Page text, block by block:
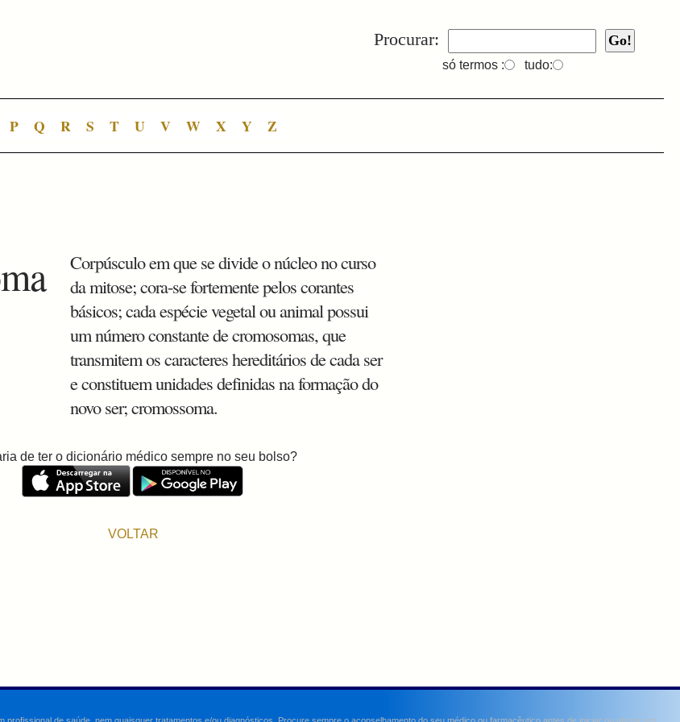
Procurar:
só termos : tudo:
P Q R S T U V W X Y Z
Corpúsculo em que se divide o núcleo no curso
da mitose; cora-se fortemente pelos corantes
básicos; cada espécie vegetal ou animal possui
um número constante de cromosomas, que
transmitem os caracteres hereditários de cada ser
e constituem unidades definidas na formação do
novo ser; cromossoma.
de ter o dicionário médico sempre no seu bolso?
VOLTAR